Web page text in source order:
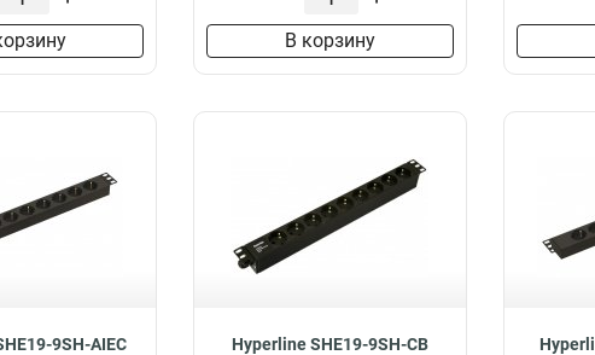
В корзину
9SH-AIEC Hyperline SHE19-9SH-CB